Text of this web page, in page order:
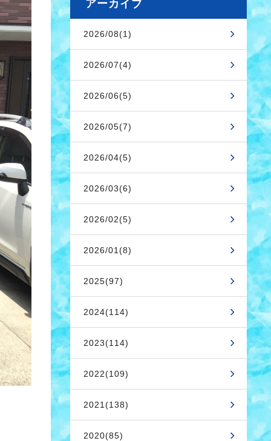
アーカイブ
2026/08(1)
2026/07(4)
2026/06(5)
2026/05(7)
2026/04(5)
2026/03(6)
2026/02(5)
2026/01(8)
2025(97)
2024(114)
2023(114)
2022(109)
2021(138)
2020(85)